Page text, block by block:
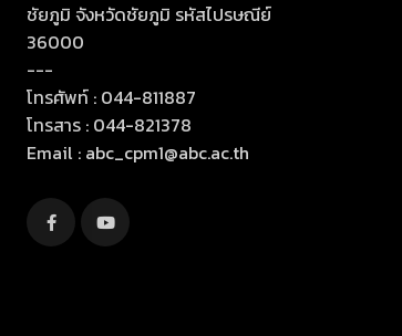
ชัยภูมิ จังหวัดชัยภูมิ รหัสไปรษณีย์
36000
---
โทรศัพท์ : 044-811887
โทรสาร : 044-821378
Email : abc_cpm1@abc.ac.th